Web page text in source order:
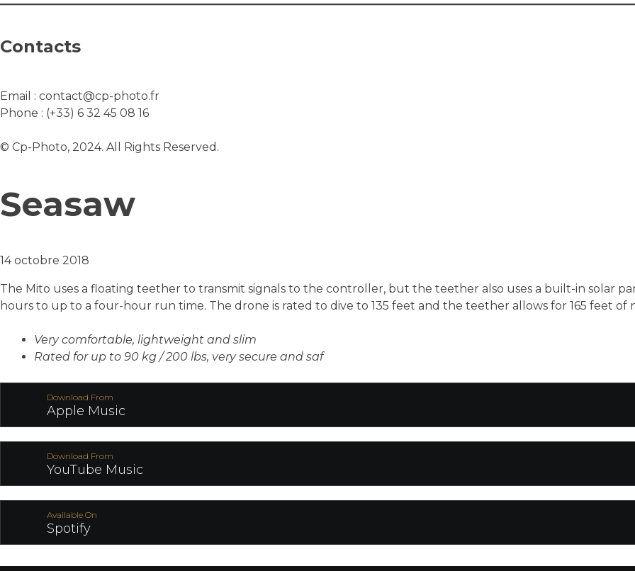
Contacts
Email : contact@cp-photo.fr
Phone : (+33) 6 32 45 08 16
© Cp-Photo, 2024. All Rights Reserved.
Seasaw
14 octobre 2018
The Mito uses a floating teether to transmit signals to the controller, but the teether also uses a built-in solar
hours to up to a four-hour run time. The drone is rated to dive to 135 feet and the teether allows for 165 feet of
Very comfortable, lightweight and slim
Rated for up to 90 kg / 200 lbs, very secure and saf
Download From
Apple Music
Download From
YouTube Music
Available On
Spotify